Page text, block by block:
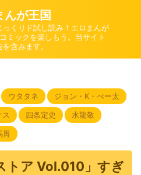
んが王国
くりド試し読み！エロまんが
ミックを楽しもう。当サイト
含みます。
ウタタネ
ジョン・K・ぺー太
ス 四条定史
水龍敬
胃
トア Vol.010」すぎ